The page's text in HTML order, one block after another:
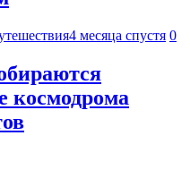
4 месяца спустя 0
космодрома